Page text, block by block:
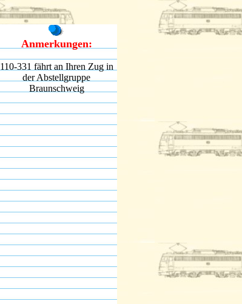
Anmerkungen:
110-331 fährt an Ihren Zug in
der Abstellgruppe
Braunschweig